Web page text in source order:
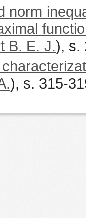
norm
B. E. J.), s.
), s. 315-